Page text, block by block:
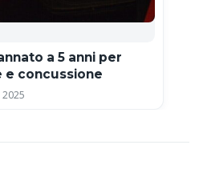
a 5 anni per
e concussione